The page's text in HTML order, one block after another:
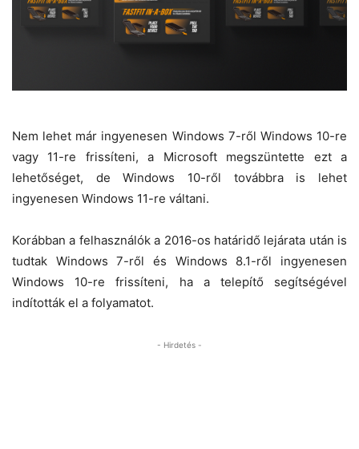
Nem lehet már ingyenesen Windows 7-ről Windows 10-re
vagy 11-re frissíteni, a Microsoft megszüntette ezt a
lehetőséget, de Windows 10-ről továbbra is lehet
ingyenesen Windows 11-re váltani.
Korábban a felhasználók a 2016-os határidő lejárata után is
tudtak Windows 7-ről és Windows 8.1-ről ingyenesen
Windows 10-re frissíteni, ha a telepítő segítségével
indították el a folyamatot.
- Hirdetés -